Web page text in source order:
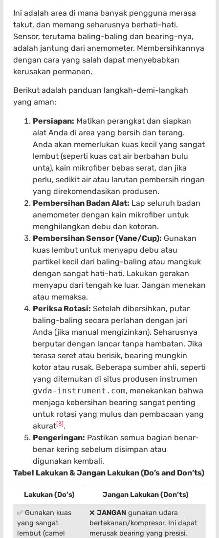
Ini adalah area di mana banyak pengguna merasa
takut, dan memang seharusnya berhati-hati.
Sensor, terutama baling-baling dan bearing-nya,
adalah jantung dari anemometer. Membersihkannya
dengan cara yang salah dapat menyebabkan
kerusakan permanen.
Berikut adalah panduan langkah-demi-langkah
yang aman:
Persiapan: Matikan perangkat dan siapkan
alat Anda di area yang bersih dan terang.
Anda akan memerlukan kuas kecil yang sangat
lembut (seperti kuas cat air berbahan bulu
unta), kain mikrofiber bebas serat, dan jika
perlu, sedikit air atau larutan pembersih ringan
yang direkomendasikan produsen.
Pembersihan Badan Alat: Lap seluruh badan
anemometer dengan kain mikrofiber untuk
menghilangkan debu dan kotoran.
Pembersihan Sensor (Vane/Cup): Gunakan
kuas lembut untuk menyapu debu atau
partikel kecil dari baling-baling atau mangkuk
dengan sangat hati-hati. Lakukan gerakan
menyapu dari tengah ke luar. Jangan menekan
atau memaksa.
Periksa Rotasi: Setelah dibersihkan, putar
baling-baling secara perlahan dengan jari
Anda (jika manual mengizinkan). Seharusnya
berputar dengan lancar tanpa hambatan. Jika
terasa seret atau berisik, bearing mungkin
kotor atau rusak. Beberapa sumber ahli, seperti
yang ditemukan di situs produsen instrumen
gvda-instrument.com, menekankan bahwa
menjaga kebersihan bearing sangat penting
untuk rotasi yang mulus dan pembacaan yang
akurat[3].
Pengeringan: Pastikan semua bagian benar-
benar kering sebelum disimpan atau
digunakan kembali.
Tabel Lakukan & Jangan Lakukan (Do’s and Don’ts)
Lakukan (Do’s) Jangan Lakukan (Don’ts)
✅ Gunakan kuas
yang sangat
lembut (camel
❌JANGAN gunakan udara
bertekanan/kompresor. Ini dapat
merusak bearing yang presisi.